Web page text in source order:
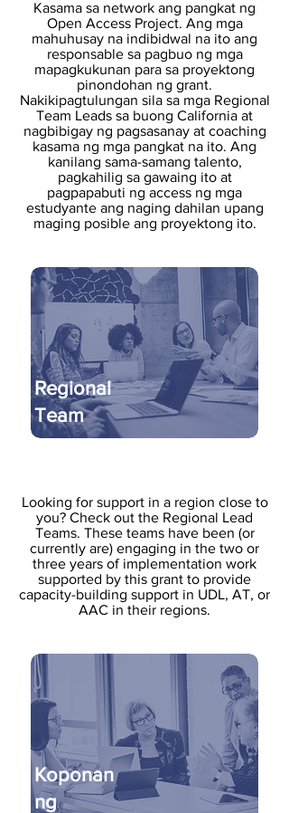
Kasama sa network ang pangkat ng
Open Access Project. Ang mga
mahuhusay na indibidwal na ito ang
responsable sa pagbuo ng mga
mapagkukunan para sa proyektong
pinondohan ng grant.
Nakikipagtulungan sila sa mga Regional
Team Leads sa buong California at
nagbibigay ng pagsasanay at coaching
kasama ng mga pangkat na ito. Ang
kanilang sama-samang talento,
pagkahilig sa gawaing ito at
pagpapabuti ng access ng mga
estudyante ang naging dahilan upang
maging posible ang proyektong ito.
Regional
Team
Looking for support in a region close to
you? Check out the Regional Lead
Teams. These teams have been (or
currently are) engaging in the two or
three years of implementation work
supported by this grant to provide
capacity-building support in UDL, AT, or
AAC in their regions.
Koponan
ng